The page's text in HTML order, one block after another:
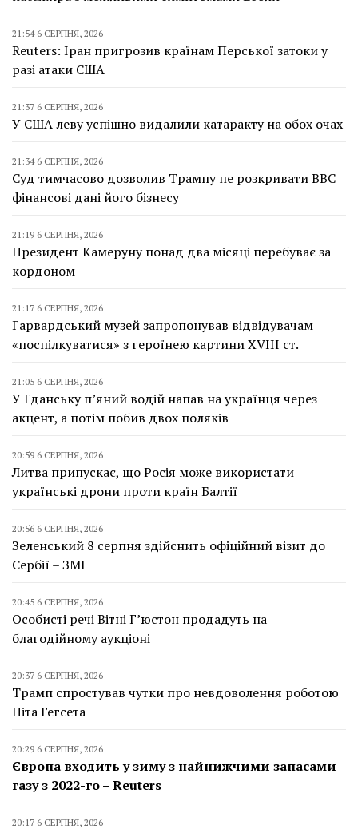
21:54 6 СЕРПНЯ, 2026
Reuters: Іран пригрозив країнам Перської затоки у
разі атаки США
21:37 6 СЕРПНЯ, 2026
У США леву успішно видалили катаракту на обох очах
21:34 6 СЕРПНЯ, 2026
Суд тимчасово дозволив Трампу не розкривати BBC
фінансові дані його бізнесу
21:19 6 СЕРПНЯ, 2026
Президент Камеруну понад два місяці перебуває за
кордоном
21:17 6 СЕРПНЯ, 2026
Гарвардський музей запропонував відвідувачам
«поспілкуватися» з героїнею картини XVIII ст.
21:05 6 СЕРПНЯ, 2026
У Гданську п’яний водій напав на українця через
акцент, а потім побив двох поляків
20:59 6 СЕРПНЯ, 2026
Литва припускає, що Росія може використати
українські дрони проти країн Балтії
20:56 6 СЕРПНЯ, 2026
Зеленський 8 серпня здійснить офіційний візит до
Сербії – ЗМІ
20:45 6 СЕРПНЯ, 2026
Особисті речі Вітні Г’юстон продадуть на
благодійному аукціоні
20:37 6 СЕРПНЯ, 2026
Трамп спростував чутки про невдоволення роботою
Піта Гегсета
20:29 6 СЕРПНЯ, 2026
Європа входить у зиму з найнижчими запасами
газу з 2022-го – Reuters
20:17 6 СЕРПНЯ, 2026